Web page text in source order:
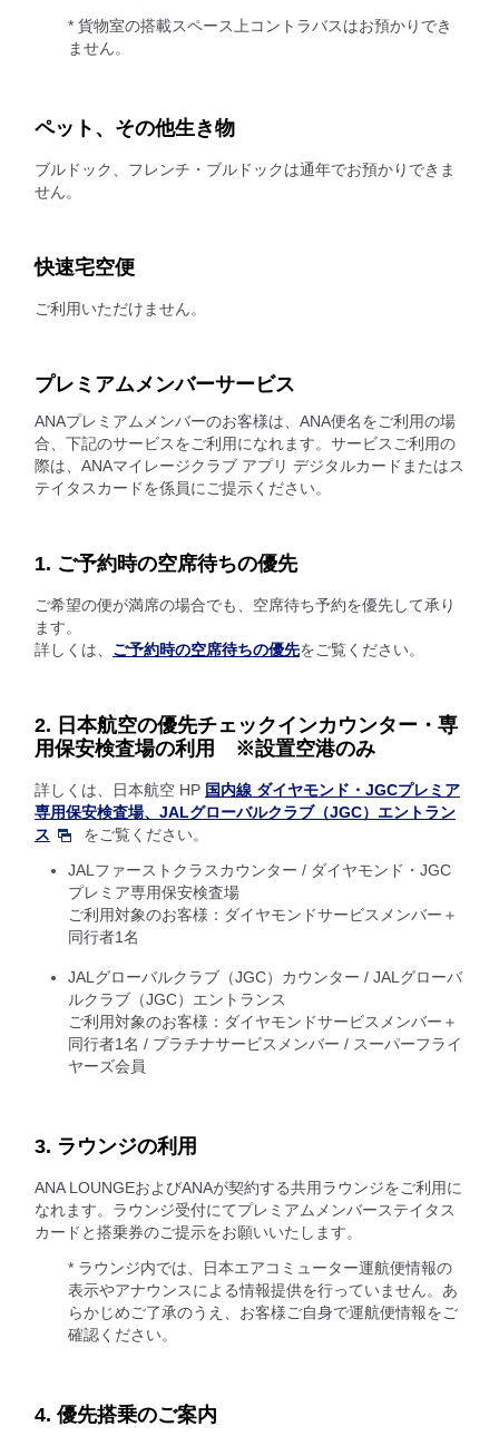
* 貨物室の搭載スペース上コントラバスはお預かりでき
ません。
ペット、その他生き物
ブルドック、フレンチ・ブルドックは通年でお預かりできま
せん。
快速宅空便
ご利用いただけません。
プレミアムメンバーサービス
ANAプレミアムメンバーのお客様は、ANA便名をご利用の場
合、下記のサービスをご利用になれます。サービスご利用の
際は、ANAマイレージクラブ アプリ デジタルカードまたはス
テイタスカードを係員にご提示ください。
1. ご予約時の空席待ちの優先
ご希望の便が満席の場合でも、空席待ち予約を優先して承り
ます。
詳しくは、 ご予約時の空席待ちの優先をご覧ください。
2. 日本航空の優先チェックインカウンター・専
用保安検査場の利用 ※設置空港のみ
詳しくは、日本航空 HP 国内線 ダイヤモンド・JGCプレミア
専用保安検査場、JALグローバルクラブ（JGC）エントラン
ス
をご覧ください。
JALファーストクラスカウンター / ダイヤモンド・JGC
プレミア専用保安検査場
ご利用対象のお客様：ダイヤモンドサービスメンバー＋
同行者1名
JALグローバルクラブ（JGC）カウンター / JALグローバ
ルクラブ（JGC）エントランス
ご利用対象のお客様：ダイヤモンドサービスメンバー＋
同行者1名 / プラチナサービスメンバー / スーパーフライ
ヤーズ会員
3. ラウンジの利用
ANA LOUNGEおよびANAが契約する共用ラウンジをご利用に
なれます。ラウンジ受付にてプレミアムメンバーステイタス
カードと搭乗券のご提示をお願いいたします。
* ラウンジ内では、日本エアコミューター運航便情報の
表示やアナウンスによる情報提供を行っていません。あ
らかじめご了承のうえ、お客様ご自身で運航便情報をご
確認ください。
4. 優先搭乗のご案内